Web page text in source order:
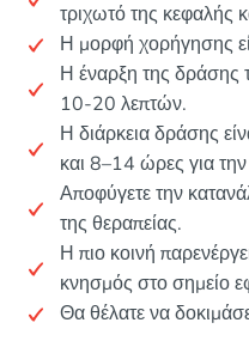
τριχωτό της κεφαλής
Η μορφή χορήγησης
Η έναρξη της δράσης
10-20 λεπτών.
Η διάρκεια δράσης
και 8–14 ώρες για
Αποφύγετε την
της θεραπείας.
Η πιο κοινή
κνησμός στο σημείο
Θα θέλατε να